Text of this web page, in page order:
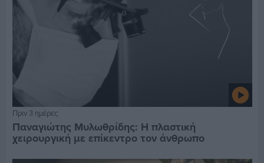
Πριν 3 ημέρες
Παναγιώτης Μυλωθρίδης: Η πλαστική
χειρουργική με επίκεντρο τον άνθρωπο